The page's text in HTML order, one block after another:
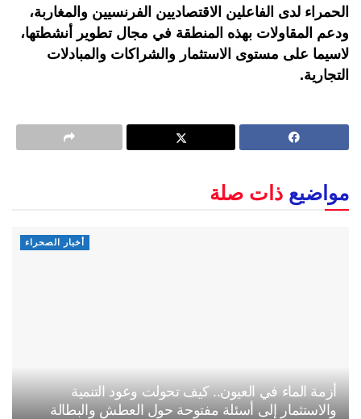
الحمراء لدى الفاعلين الاقتصاديين الفرنسيين والمغاربة،
ودعم المقاولات بهذه المنطقة في مجال تطوير أنشطتها،
لاسيما على مستوى الاستثمار والشراكات والمبادلات
التجارية.
مواضيع ذات صلة
أخبار الصحراء
أزمة الماء في العيون.. كيف تحولت وعود التنمية
والاستثمار إلى أسئلة مفتوحة حول العطش والبطالة